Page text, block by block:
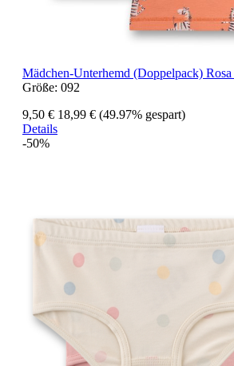
Mädchen-Unterhemd (Doppelpack) Rosa
Größe: 092
9,50 € 18,99 € (49.97% gespart)
Details
-50%